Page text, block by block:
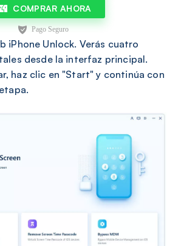
COMPRAR AHORA
iPhone Unlock. Verás cuatro
desde la interfaz principal.
haz clic en "Start" y continúa con